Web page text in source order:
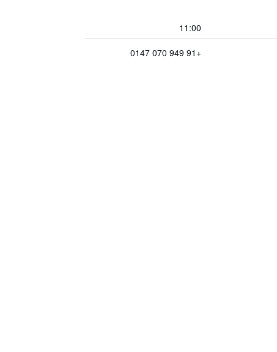
11:00
+91 949 070 0147